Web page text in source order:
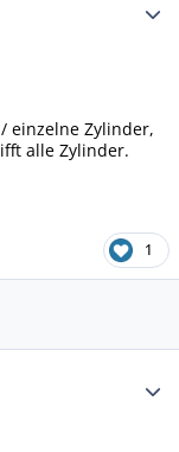
einzelne Zylinder,
alle Zylinder.
1